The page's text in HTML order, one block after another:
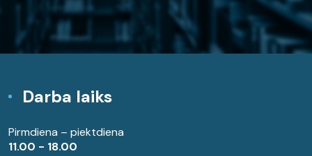
Darba laiks
Pirmdiena – piektdiena
11.00 - 18.00